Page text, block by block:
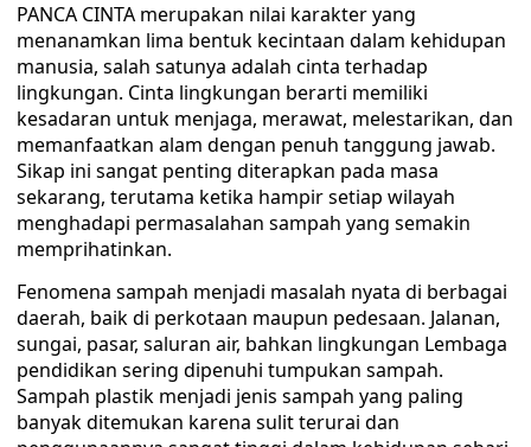
PANCA CINTA merupakan nilai karakter yang
menanamkan lima bentuk kecintaan dalam kehidupan
manusia, salah satunya adalah cinta terhadap
lingkungan. Cinta lingkungan berarti memiliki
kesadaran untuk menjaga, merawat, melestarikan, dan
memanfaatkan alam dengan penuh tanggung jawab.
Sikap ini sangat penting diterapkan pada masa
sekarang, terutama ketika hampir setiap wilayah
menghadapi permasalahan sampah yang semakin
memprihatinkan.
‎‎Fenomena sampah menjadi masalah nyata di berbagai
daerah, baik di perkotaan maupun pedesaan. Jalanan,
sungai, pasar, saluran air, bahkan lingkungan Lembaga
pendidikan sering dipenuhi tumpukan sampah.
Sampah plastik menjadi jenis sampah yang paling
banyak ditemukan karena sulit terurai dan